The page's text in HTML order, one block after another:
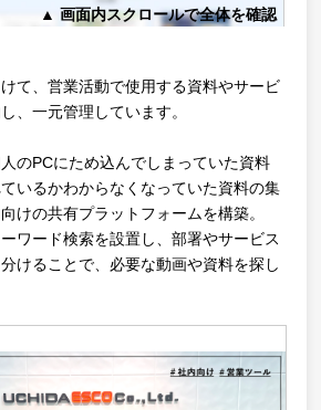
▲ 画面内スクロールで全体を確認
て、営業活動で使用する資料やサービ
、一元管理しています。
のPCにため込んでしまっていた資料
いるかわからなくなっていた資料の集
けの共有プラットフォームを構築。
ワード検索を設置し、部署やサービス
けることで、必要な動画や資料を探し